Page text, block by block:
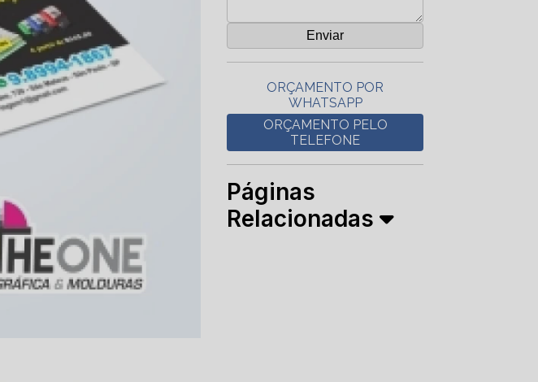
ORÇAMENTO POR
WHATSAPP
ORÇAMENTO PELO
TELEFONE
Páginas
Relacionadas